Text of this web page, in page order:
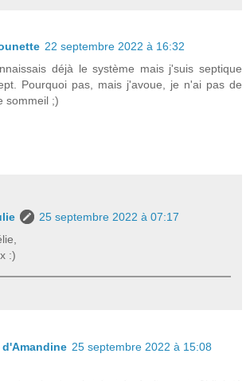
22 septembre 2022 à 16:32
déjà le système mais j'suis septique
Pourquoi pas, mais j'avoue, je n'ai pas de
sommeil ;)
25 septembre 2022 à 07:17
:)
25 septembre 2022 à 15:08